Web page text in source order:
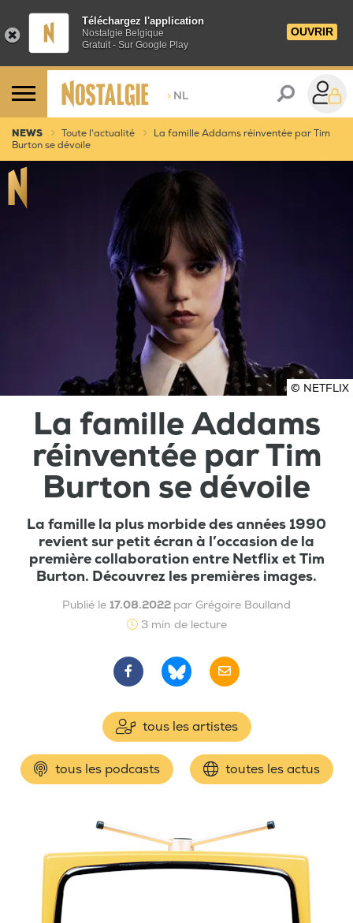
Téléchargez l'application
Nostalgie Belgique
Gratuit - Sur Google Play
OUVRIR
> NL
NEWS Toute l'actualité
La famille Addams réinventée par Tim
Burton se dévoile
© NETFLIX
La famille Addams
réinventée par Tim
Burton se dévoile
La famille la plus morbide des années 1990
revient sur petit écran à l’occasion de la
première collaboration entre Netflix et Tim
Burton. Découvrez les premières images.
Publié le 17.08.2022 par Grégoire Boulland
3 min de lecture
tous les artistes
tous les podcasts toutes les actus